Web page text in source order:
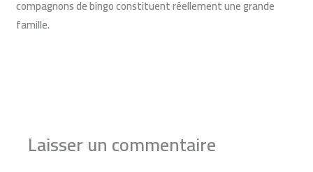
compagnons de bingo constituent réellement une grande
famille.
Laisser un commentaire